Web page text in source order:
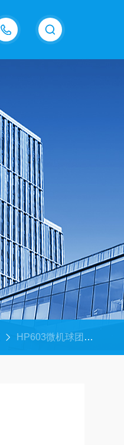
13335155207
HP603微机球团矿抗压强度测定仪 GB/T 14201-93